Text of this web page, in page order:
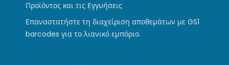
Προϊόντος και τις Εγγυήσεις
Επαναστατήστε τη διαχείριση αποθεμάτων με GS1
barcodes για το λιανικό εμπόριο.